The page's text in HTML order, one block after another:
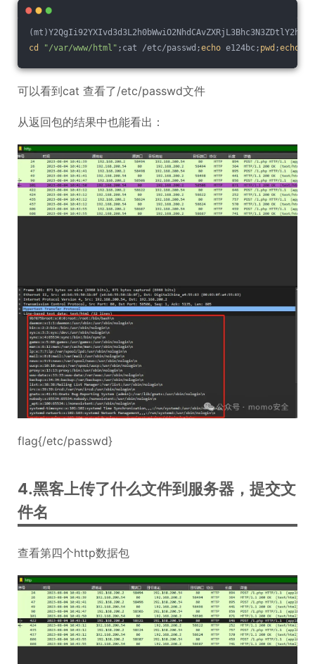
cd
"/var/www/html" ;cat /etc/passwd;echo e124bc; pwd ;echo
可以看到cat 查看了/etc/passwd文件
从返回包的结果中也能看出：
flag{/etc/passwd}
4.黑客上传了什么文件到服务器，提交文
件名
查看第四个http数据包